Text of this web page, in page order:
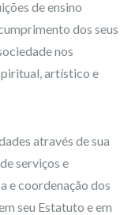
de ensino
dos seus
nos
artístico e
através de sua
serviços e
e coordenação dos
seu Estatuto e em